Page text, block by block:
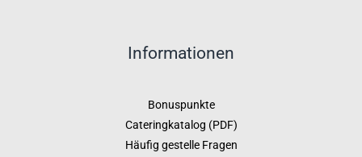
Informationen
Bonuspunkte
Cateringkatalog (PDF)
Häufig gestelle Fragen